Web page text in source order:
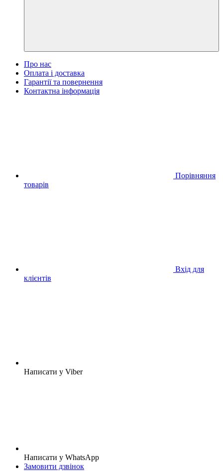
Про нас
Оплата і доставка
Гарантії та повернення
Контактна інформація
Порівняння
товарів
Вхід для
клієнтів
Написати у Viber
Написати у WhatsApp
Замовити дзвінок